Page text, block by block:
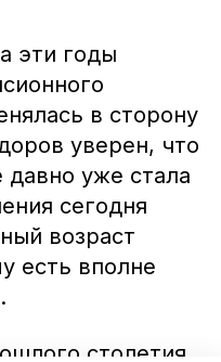
эти годы
в сторону
уверен, что
давно уже стала
сегодня
возраст
есть вполне
столетия